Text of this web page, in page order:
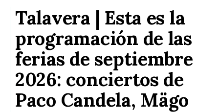
Talavera | Esta es la
programación de las
ferias de septiembre
2026: conciertos de
Paco Candela, Mägo